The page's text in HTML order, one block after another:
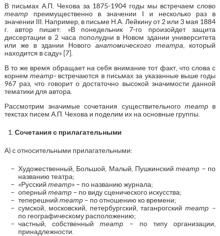
В письмах А.П. Чехова за 1875-1904 годы мы встречаем слово
театрпреимущественно в значении I и несколько раз в
значении III. Например, в письме Н.А. Лейкину от 2 или 3 мая 1884
г. автор пишет: «В понедельник 7-го произойдет защита
диссертации в 2 часа пополудни в Новом здании университета
или же в здании Новогоанатомического театра , который
находится в саду» [7].
В то же время обращает на себя внимание тот факт, что слова с
корнемтеатр-встречаются в письмах за указанные выше годы
967 раз, что говорит о достаточно высокой значимости данной
тематики для автора.
Рассмотрим значимые сочетания существительноготеатрв
текстах писем А.П. Чехова и поделим их на основные группы.
Сочетания с прилагательными
А) с относительными прилагательными:
Художественный, Большой, Малый, Пушкинскийтеатр – по
названию театра;
«Русский театр» – по названию журнала;
оперный театр – по виду сценического искусства;
теперешний театр– по отношению ко времени;
сумской, московский, петербургский, таганрогскийтеатр –
по географическому расположению;
частный, собственныйтеатр – по типу организации,
принадлежности.